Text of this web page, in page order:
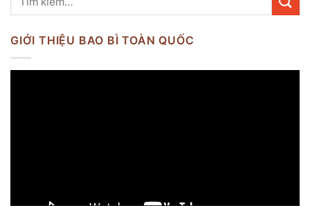
GIỚI THIỆU BAO BÌ TOÀN QUỐC